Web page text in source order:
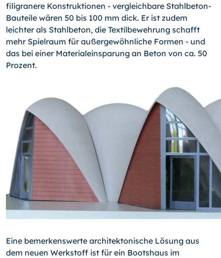
filigranere Konstruktionen - vergleichbare Stahlbeton-
Bauteile wären 50 bis 100 mm dick. Er ist zudem
leichter als Stahlbeton, die Textilbewehrung schafft
mehr Spielraum für außergewöhnliche Formen - und
das bei einer Materialeinsparung an Beton von ca. 50
Prozent.
Eine bemerkenswerte architektonische Lösung aus
dem neuen Werkstoff ist für ein Bootshaus im